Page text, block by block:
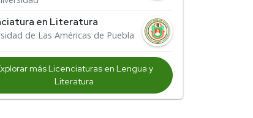
en Literatura
de Las Américas de Puebla
más Licenciaturas en Lengua y
Literatura